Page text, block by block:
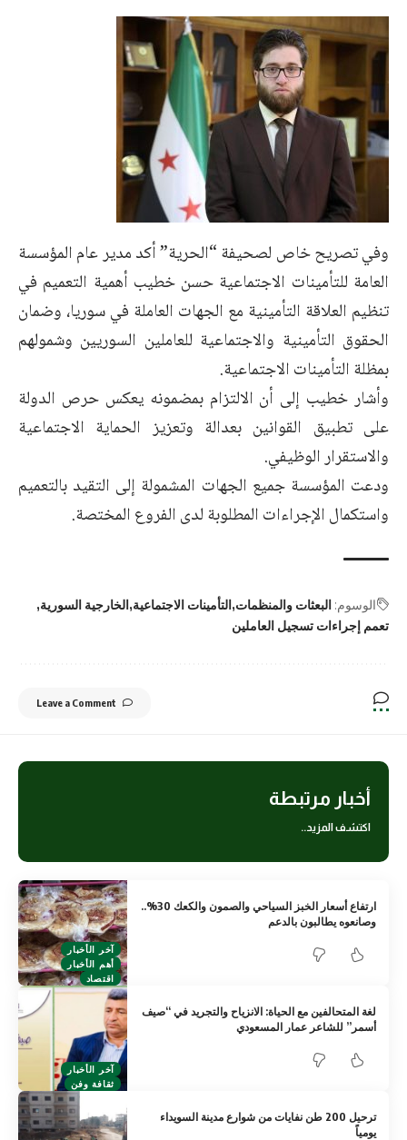
وفي تصريح خاص لصحيفة “الحرية” أكد مدير عام المؤسسة
العامة للتأمينات الاجتماعية حسن خطيب أهمية التعميم في
تنظيم العلاقة التأمينية مع الجهات العاملة في سوريا، وضمان
الحقوق التأمينية والاجتماعية للعاملين السوريين وشمولهم
بمظلة التأمينات الاجتماعية.
وأشار خطيب إلى أن الالتزام بمضمونه يعكس حرص الدولة
على تطبيق القوانين بعدالة وتعزيز الحماية الاجتماعية
والاستقرار الوظيفي.
ودعت المؤسسة جميع الجهات المشمولة إلى التقيد بالتعميم
واستكمال الإجراءات المطلوبة لدى الفروع المختصة.
الوسوم: البعثات والمنظمات التأمينات الاجتماعية الخارجية السورية
تعمم إجراءات تسجيل العاملين
Leave a Comment
أخبار مرتبطة
اكتشف المزيد..
آخر الأخبار
أهم الأخبار
اقتصاد
ارتفاع أسعار الخبز السياحي والصمون والكعك 30%..
وصانعوه يطالبون بالدعم
آخر الأخبار
ثقافة وفن
لغة المتحالفين مع الحياة: الانزياح والتجريد في “صيف
أسمر” للشاعر عمار المسعودي
ترحيل 200 طن نفايات من شوارع مدينة السويداء
يومياً